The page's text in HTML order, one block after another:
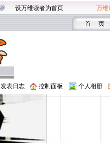
设万维读者为首页 万维
首 页
发表日志 控制面板 个人相册